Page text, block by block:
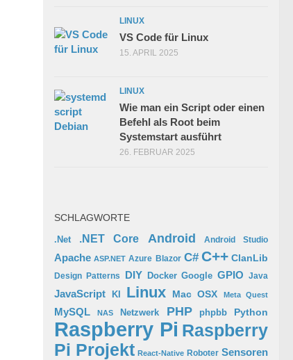
LINUX
VS Code für Linux
15. APRIL 2025
LINUX
Wie man ein Script oder einen
Befehl als Root beim
Systemstart ausführt
26. FEBRUAR 2025
SCHLAGWORTE
.Net .NET Core Android Android Studio
Apache ASP.NET Azure Blazor C# C++ ClanLib
Design Patterns DIY Docker Google GPIO Java
JavaScript KI Linux Mac OSX Meta Quest
MySQL NAS Netzwerk PHP phpbb Python
Raspberry Pi Raspberry
Pi Projekt React-Native Roboter Sensoren